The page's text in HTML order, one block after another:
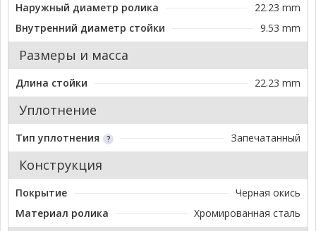
Наружный диаметр ролика
22.23 mm
Внутренний диаметр стойки
9.53 mm
Размеры и масса
Длина стойки 22.23 mm
Уплотнение
Тип уплотнения Запечатанный
Конструкция
Покрытие
Черная окись
Материал ролика
Хромированная сталь